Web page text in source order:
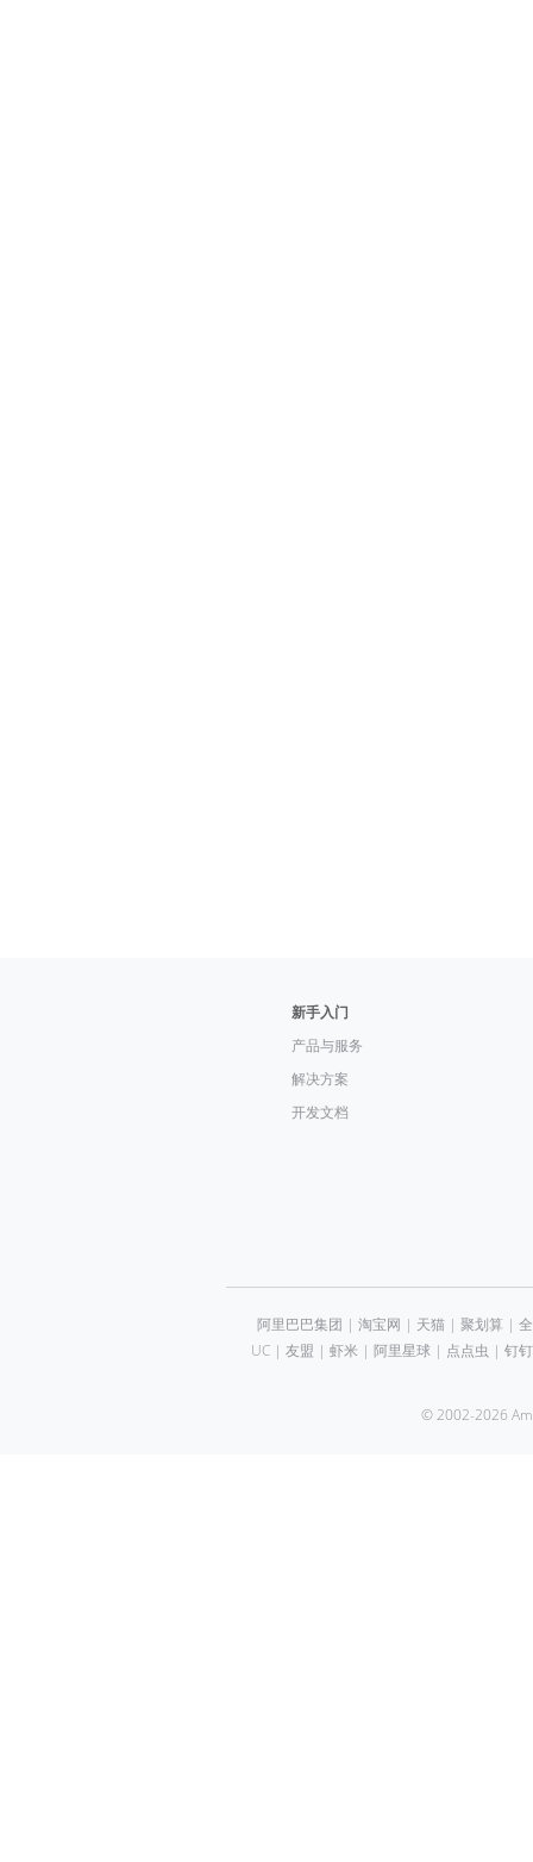
新手入门
产品与服务
解决方案
开发文档
阿里巴巴集团 | 淘宝网 | 天猫| 聚划算 |
UC| 友盟 | 虾米 | 阿里星球| 点点虫 | 钉钉
© 2002-2026